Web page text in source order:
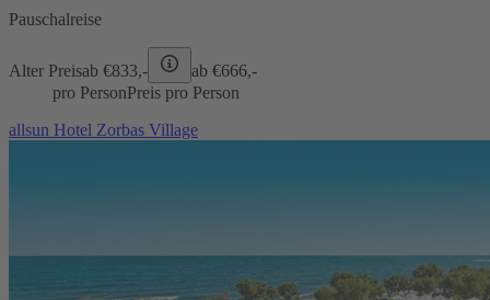
Pauschalreise
Alter Preisab €833,- ab €666,-
pro PersonPreis pro Person
allsun Hotel Zorbas Village